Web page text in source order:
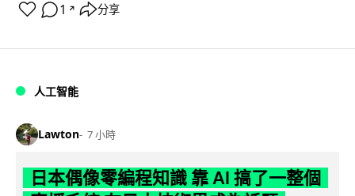
1 ↗ 分享
人工智能
Lawton 7 小時
日本偶像零編程知識 靠 AI 搞了一整個